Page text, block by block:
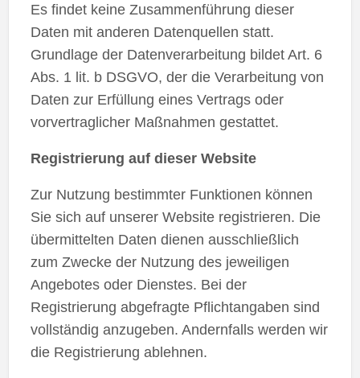
Es findet keine Zusammenführung dieser
Daten mit anderen Datenquellen statt.
Grundlage der Datenverarbeitung bildet Art. 6
Abs. 1 lit. b DSGVO, der die Verarbeitung von
Daten zur Erfüllung eines Vertrags oder
vorvertraglicher Maßnahmen gestattet.
Registrierung auf dieser Website
Zur Nutzung bestimmter Funktionen können
Sie sich auf unserer Website registrieren. Die
übermittelten Daten dienen ausschließlich
zum Zwecke der Nutzung des jeweiligen
Angebotes oder Dienstes. Bei der
Registrierung abgefragte Pflichtangaben sind
vollständig anzugeben. Andernfalls werden wir
die Registrierung ablehnen.